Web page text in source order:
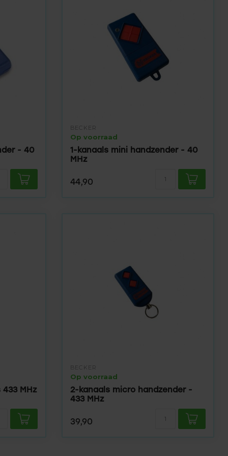
- 40
BECKER
Op voorraad
1-kanaals mini handzender - 40
MHz
44,90
MHz
BECKER
Op voorraad
2-kanaals micro handzender -
433 MHz
39,90